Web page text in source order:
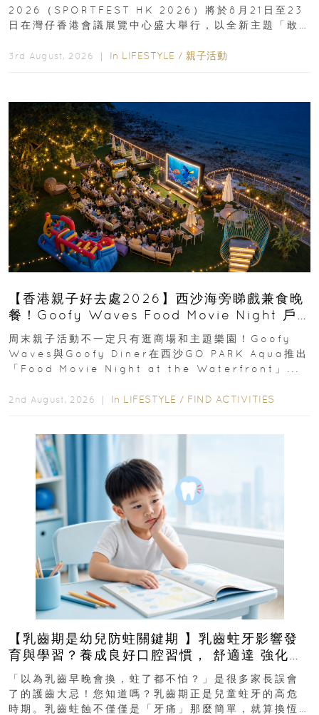
2026（SPORTFEST HK 2026）將於8月21日至23
日在灣仔香港會議展覽中心盛大舉行，以全新主題「敢
3rd August, 2026 ｜ In LIFESTYLE / 親子活動
【香港親子好去處2026】西沙海旁睇戲兼食晚
餐！Goofy Waves Food Movie Night 戶
外影院逢週末登場
周末親子活動不一定只有逛商場和主題樂園！Goofy
Waves與Goofy Diner在西沙GO PARK Aqua推出
「Food Movie Night at the Waterfront」...
2nd August, 2026 ｜ In LIFESTYLE / FIND ACTIVITIES
【乳齒期是幼兒防蛀關鍵期 】乳齒蛀牙影響發
育與學習？養成良好口腔習慣， 舒適達 強化琺
瑯質 兒童牙膏防護指南
「以為乳齒早晚會換，蛀了都不怕？」是很多家長誤會
了的護齒大忌！您知道嗎？乳齒期正是兒童蛀牙的高危
時期。乳齒蛀蝕不僅僅是「牙痛」那麼簡單，就算換恆